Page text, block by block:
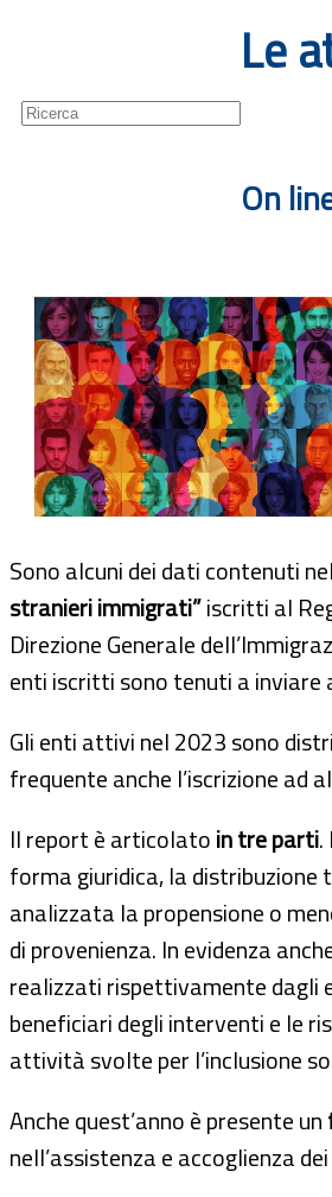
Le
On
Sono alcuni dei dati contenuti
stranieri immigrati”iscritti al
Direzione Generale
enti iscritti sono tenuti a inviare
Gli enti attivi nel 2023 sono
frequente anche l’iscrizione ad
Il report è articolatoin tre parti.
forma giuridica, la
analizzata la propensione o
di provenienza. In evidenza
realizzati rispettivamente dagli
beneficiari degli interventi e le
attività svolte per l’inclusione
Anche quest’anno è presente un
nell’assistenza e accoglienza